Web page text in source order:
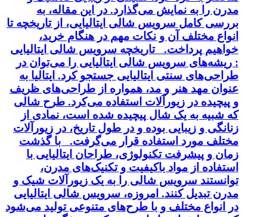
مدرن را به نمایش می‌گذارد. در این مقاله، به
بررسی کامل سرویس شالی ایتالیایی، از تاریخچه تا
انواع مختلف آن و نکات مهم در هنگام خرید،
خواهیم پرداخت. تاریخچه سرویس شالی ایتالیایی
: ریشه‌های سرویس شالی ایتالیایی را می‌توان در
طراحی‌های سنتی ایتالیایی جستجو کرد. ایتالیا به
عنوان مهد هنر و مد، همواره از طراحی‌های ظریف
و پیچیده در زیورآلات استفاده می‌کرد. طرح شالی
که شبیه به یک شال پیچیده شده است، نمادی از
زنانگی و زیبایی بوده و در طول تاریخ، در زیورآلات
مختلف مورد استفاده قرار می‌گرفت. با گذشت
زمان و پیشرفت تکنولوژی، طراحان ایتالیایی با
استفاده از مواد باکیفیت و تکنیک‌های مدرن،
توانستند سرویس شالی را به یک زیورآلات شیک و
مدرن تبدیل کنند. امروزه، سرویس شالی ایتالیایی
در انواع مختلف و با طرح‌های متنوعی تولید می‌شود